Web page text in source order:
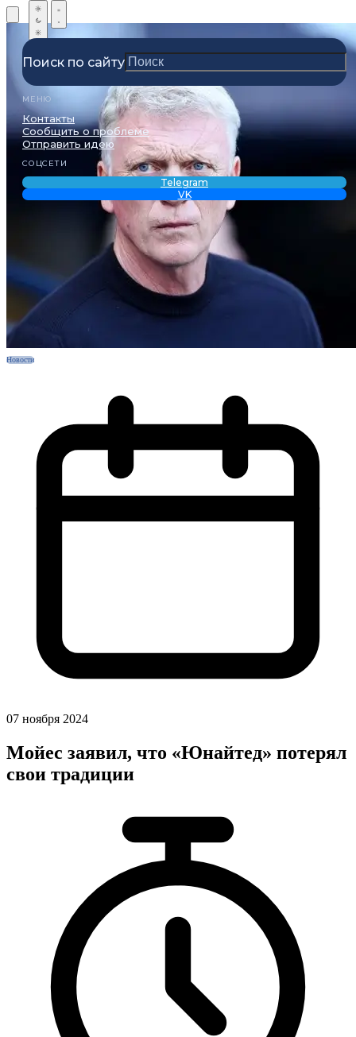
Поиск по сайту
МЕНЮ
Контакты
Сообщить о проблеме
Отправить идею
СОЦСЕТИ
Telegram
VK
Новости
07 ноября 2024
Мойес заявил, что «Юнайтед» потерял
свои традиции